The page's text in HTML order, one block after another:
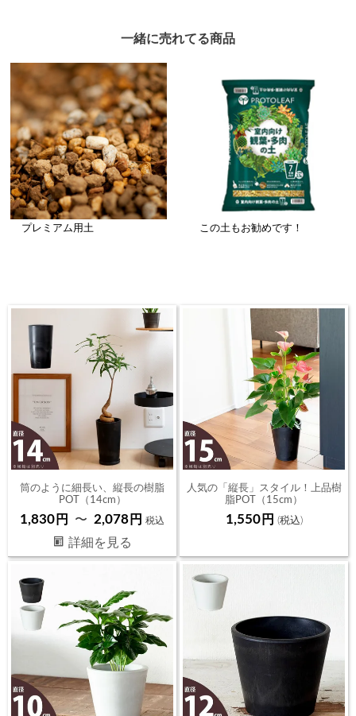
一緒に売れてる商品
プレミアム用土 この土もお勧めです！
筒のように細長い、縦長の樹脂
POT（14cm）
1,830 〜 2,078 税込
詳細を見る
人気の「縦長」スタイル！上品樹
脂POT（15cm）
1,550